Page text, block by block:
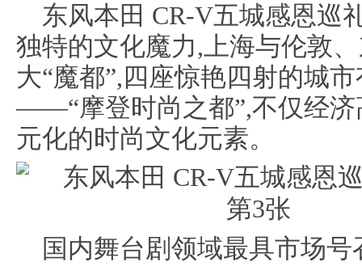
东风本田 CR-V五城感恩巡
独特的文化魔力,上海与伦敦
大“魔都”,四座惊艳四射的城
——“摩登时尚之都”,不仅经济
元化的时尚文化元素。
国内舞台剧领域最具市场